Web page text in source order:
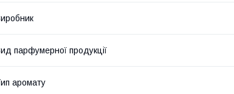
парфумерної продукції
аромату